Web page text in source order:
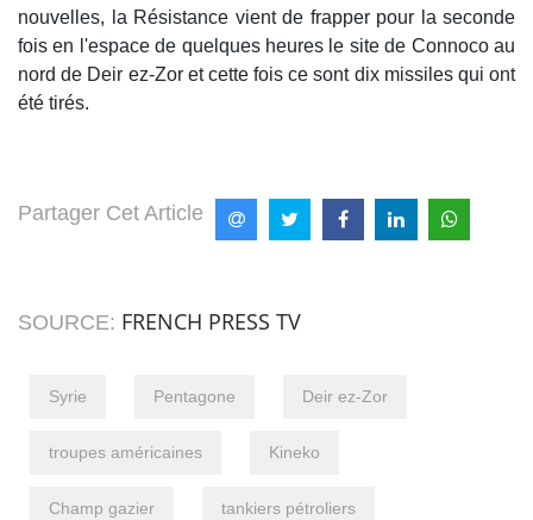
nouvelles, la Résistance vient de frapper pour la seconde
fois en l'espace de quelques heures le site de Connoco au
nord de Deir ez-Zor et cette fois ce sont dix missiles qui ont
été tirés.
Partager Cet Article
SOURCE: FRENCH PRESS TV
Syrie Pentagone Deir ez-Zor
troupes américaines Kineko
Champ gazier tankiers pétroliers